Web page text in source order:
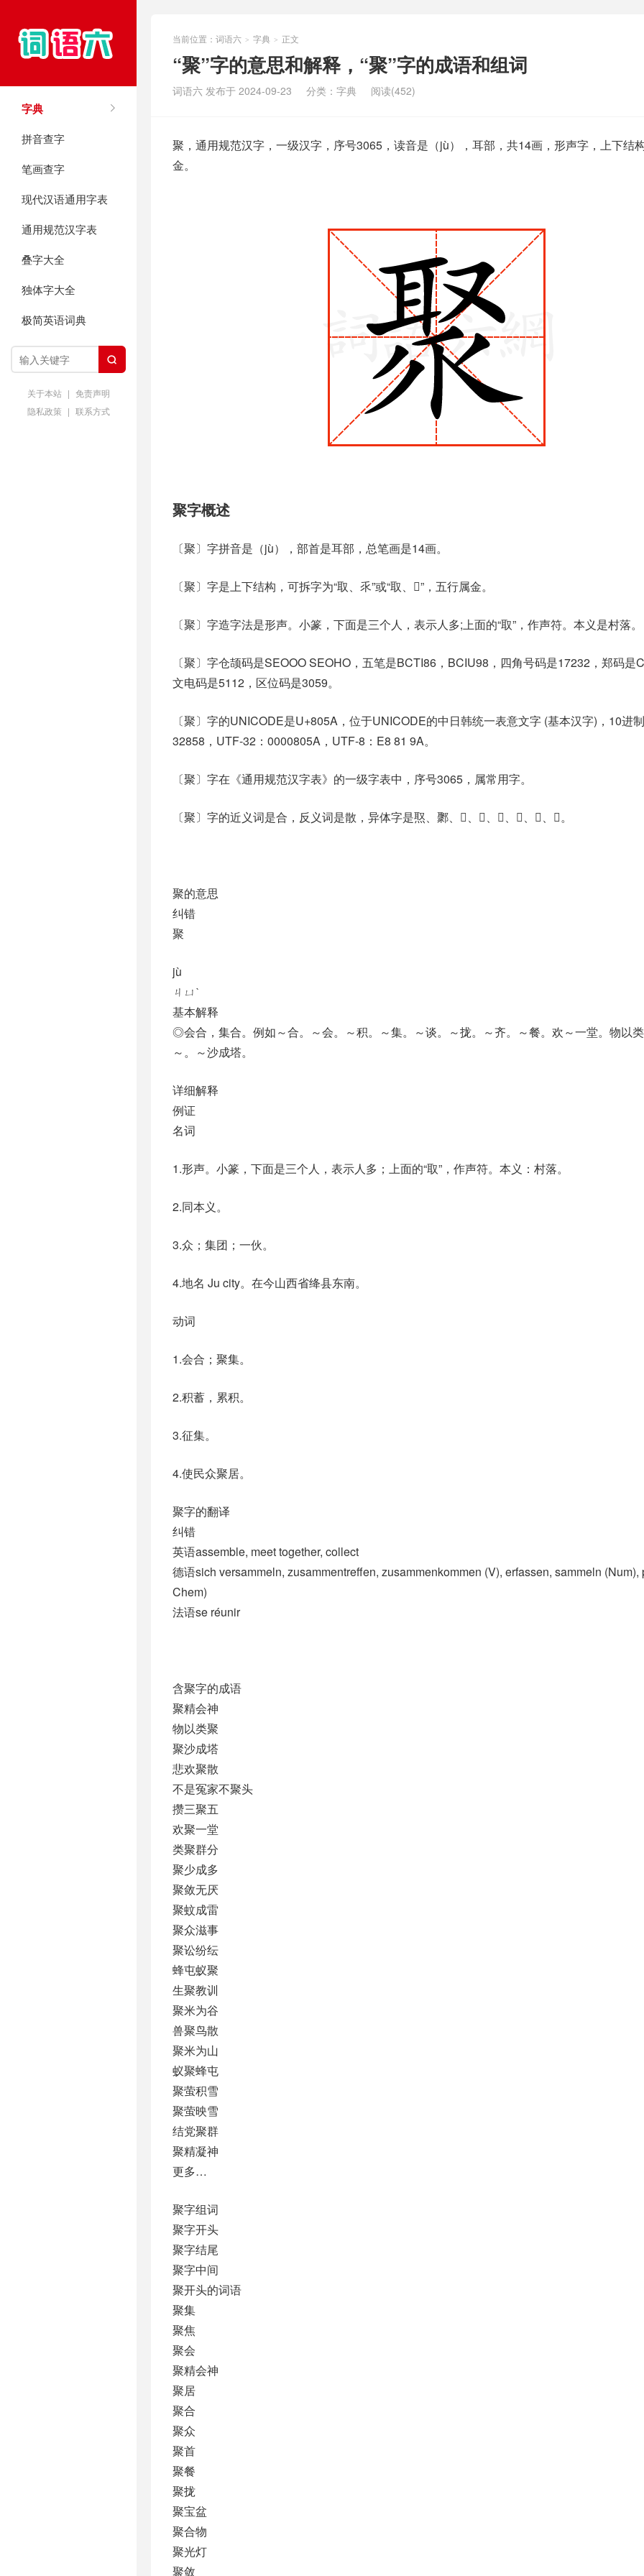
字典
拼音查字
笔画查字
现代汉语通用字表
通用规范汉字表
叠字大全
独体字大全
极简英语词典

关于本站 | 免责声明
隐私政策 | 联系方式
当前位置： 词语六 > 字典 > 正文
“聚”字的意思和解释，“聚”字的成语和组词
词语六 发布于 2024-09-23 分类： 字典 阅读(452)
聚，通用规范汉字，一级汉字，序号3065，读音是（jù），耳部，共14画，形声字，上下结
金。
聚字概述
〔聚〕字拼音是（jù），部首是耳部，总笔画是14画。
〔聚〕字是上下结构，可拆字为“取、乑”或“取、𫡑”，五行属金。
〔聚〕字造字法是形声。小篆，下面是三个人，表示人多;上面的“取”，作声符。本义是村落。
〔聚〕字仓颉码是SEOOO SEOHO，五笔是BCTI86，BCIU98，四角号码是17232，郑码是
文电码是5112，区位码是3059。
〔聚〕字的UNICODE是U+805A，位于UNICODE的中日韩统一表意文字 (基本汉字)，10进
32858，UTF-32：0000805A，UTF-8：E8 81 9A。
〔聚〕字在《通用规范汉字表》的一级字表中，序号3065，属常用字。
〔聚〕字的近义词是合，反义词是散，异体字是焣、鄹、𦕦、𦖏、𧅞、𨈦、𨛿、𨞮。
聚的意思
纠错
聚
jù
ㄐㄩˋ
基本解释
◎会合，集合。例如～合。～会。～积。～集。～谈。～拢。～齐。～餐。欢～一堂。物以
～。～沙成塔。
详细解释
例证
名词
1.形声。小篆，下面是三个人，表示人多；上面的“取”，作声符。本义：村落。
2.同本义。
3.众；集团；一伙。
4.地名 Ju city。在今山西省绛县东南。
动词
1.会合；聚集。
2.积蓄，累积。
3.征集。
4.使民众聚居。
聚字的翻译
纠错
英语assemble, meet together, collect
德语sich versammeln, zusammentreffen, zusammenkommen (V)​, erfassen, sammeln (Num)​,
Chem)
法语se réunir
含聚字的成语
聚精会神
物以类聚
聚沙成塔
悲欢聚散
不是冤家不聚头
攒三聚五
欢聚一堂
类聚群分
聚少成多
聚敛无厌
聚蚊成雷
聚众滋事
聚讼纷纭
蜂屯蚁聚
生聚教训
聚米为谷
兽聚鸟散
聚米为山
蚁聚蜂屯
聚萤积雪
聚萤映雪
结党聚群
聚精凝神
更多…
聚字组词
聚字开头
聚字结尾
聚字中间
聚开头的词语
聚集
聚焦
聚会
聚精会神
聚居
聚合
聚众
聚首
聚餐
聚拢
聚宝盆
聚合物
聚光灯
聚敛